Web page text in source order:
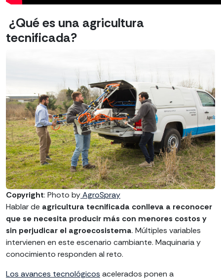
¿Qué es una agricultura
tecnificada?
Copyright: Photo byAgroSpray
Hablar de agricultura tecnificada conlleva a reconocer
que se necesita producir más con menores costos y
sin perjudicar el agroecosistema. Múltiples variables
intervienen en este escenario cambiante. Maquinaria y
conocimiento responden al reto.
Los avances tecnológicos acelerados ponen a